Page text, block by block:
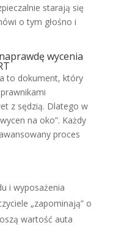
starają się
o tym głośno i
wycenia
to dokument, który
z sędzią. Dlatego w
na oko”. Każdy
proces
i wyposażenia
„zapominają” o
wartość auta